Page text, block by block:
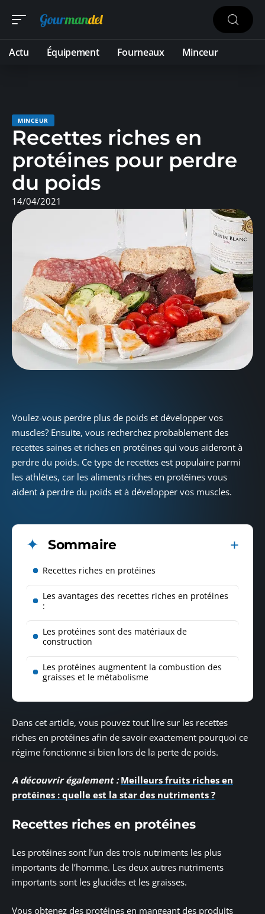
Actu Équipement Fourneaux Minceur
MINCEUR
Recettes riches en
protéines pour perdre
du poids
14/04/2021
Voulez-vous perdre plus de poids et développer vos
muscles? Ensuite, vous recherchez probablement des
recettes saines et riches en protéines qui vous aideront à
perdre du poids. Ce type de recettes est populaire parmi
les athlètes, car les aliments riches en protéines vous
aident à perdre du poids et à développer vos muscles.
Sommaire
Recettes riches en protéines
Les avantages des recettes riches en protéines
:
Les protéines sont des matériaux de
construction
Les protéines augmentent la combustion des
graisses et le métabolisme
Dans cet article, vous pouvez tout lire sur les recettes
riches en protéines afin de savoir exactement pourquoi ce
régime fonctionne si bien lors de la perte de poids.
A découvrir également : Meilleurs fruits riches en
protéines : quelle est la star des nutriments ?
Recettes riches en protéines
Les protéines sont l’un des trois nutriments les plus
importants de l’homme. Les deux autres nutriments
importants sont les glucides et les graisses.
Vous obtenez des protéines en mangeant des produits